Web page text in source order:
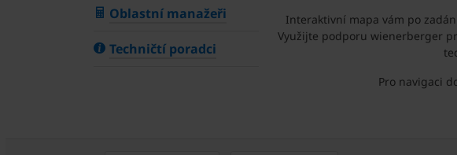
Oblastní manažeři
Techničtí poradci
Interaktivní mapa vám po
Využijte podporu wienerberger
Pro navigaci